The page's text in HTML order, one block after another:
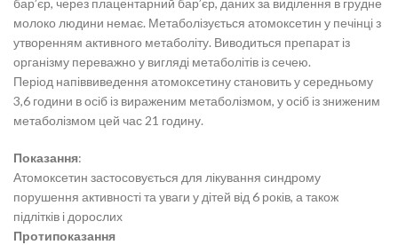
бар’єр, через плацентарний бар’єр, даних за виділення в грудне
молоко людини немає. Метаболізується атомоксетин у печінці з
утворенням активного метаболіту. Виводиться препарат із
організму переважно у вигляді метаболітів із сечею.
Період напіввиведення атомоксетину становить у середньому
3,6 години в осіб із вираженим метаболізмом, у осіб із зниженим
метаболізмом цей час 21 годину.
Показання:
Атомоксетин застосовується для лікування синдрому
порушення активності та уваги у дітей від 6 років, а також
підлітків і дорослих
Протипоказання